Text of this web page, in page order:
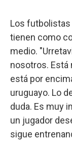
Los
tienen como
medio.
nosotros. Está
está por
uruguayo. Lo
duda. Es muy
un jugador
sigue